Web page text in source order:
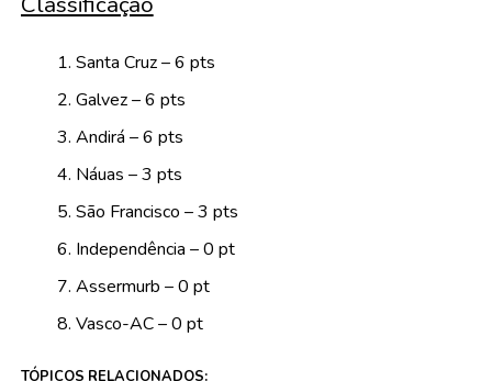
Santa Cruz – 6 pts
Galvez – 6 pts
Andirá – 6 pts
Náuas – 3 pts
São Francisco – 3 pts
Independência – 0 pt
Assermurb – 0 pt
Vasco-AC – 0 pt
TÓPICOS RELACIONADOS: